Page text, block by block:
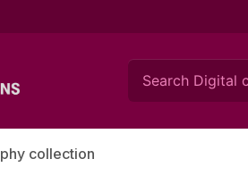
collection